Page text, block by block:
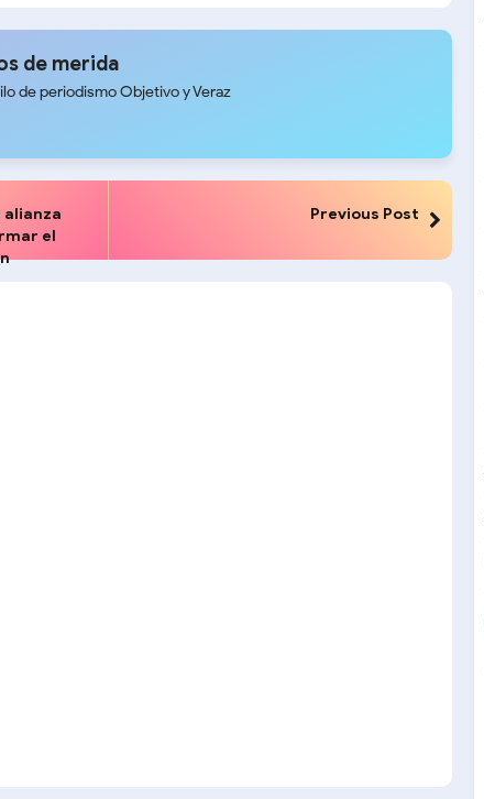
de merida
de periodismo Objetivo y Veraz
alianza
el
Previous Post